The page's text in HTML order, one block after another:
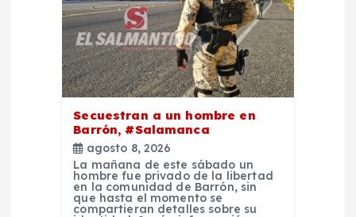
Secuestran a un hombre en
Barrón, #Salamanca
agosto 8, 2026
La mañana de este sábado un
hombre fue privado de la libertad
en la comunidad de Barrón, sin
que hasta el momento se
compartieran detalles sobre su